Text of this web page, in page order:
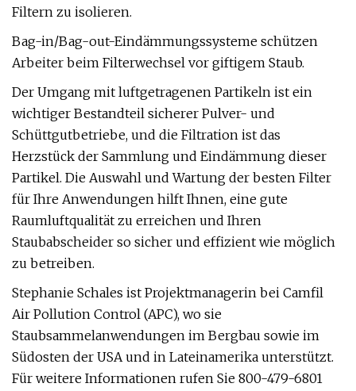
Filtern zu isolieren.
Bag-in/Bag-out-Eindämmungssysteme schützen
Arbeiter beim Filterwechsel vor giftigem Staub.
Der Umgang mit luftgetragenen Partikeln ist ein
wichtiger Bestandteil sicherer Pulver- und
Schüttgutbetriebe, und die Filtration ist das
Herzstück der Sammlung und Eindämmung dieser
Partikel. Die Auswahl und Wartung der besten Filter
für Ihre Anwendungen hilft Ihnen, eine gute
Raumluftqualität zu erreichen und Ihren
Staubabscheider so sicher und effizient wie möglich
zu betreiben.
Stephanie Schales ist Projektmanagerin bei Camfil
Air Pollution Control (APC), wo sie
Staubsammelanwendungen im Bergbau sowie im
Südosten der USA und in Lateinamerika unterstützt.
Für weitere Informationen rufen Sie 800-479-6801